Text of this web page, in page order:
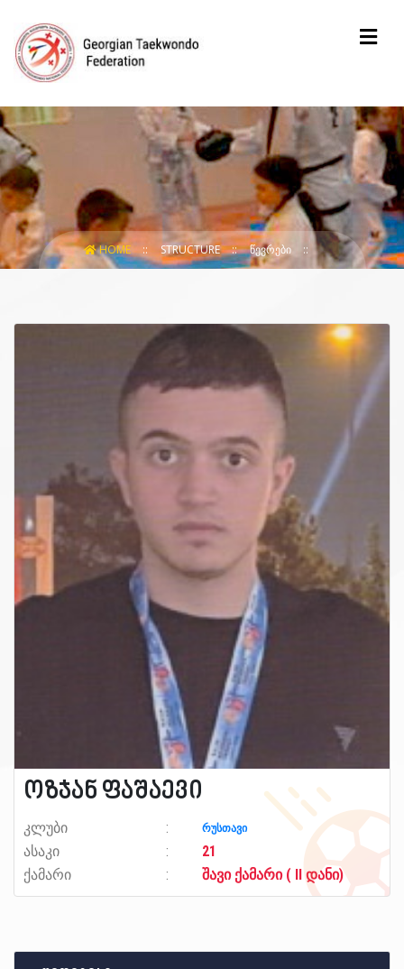
HOME STRUCTURE ᲬᲔᲕᲠᲔᲑᲘ
ოზჯან ფაშაევი
კლუბი რუსთავი
ასაკი
21
ქამარი
შავი ქამარი ( II დანი)